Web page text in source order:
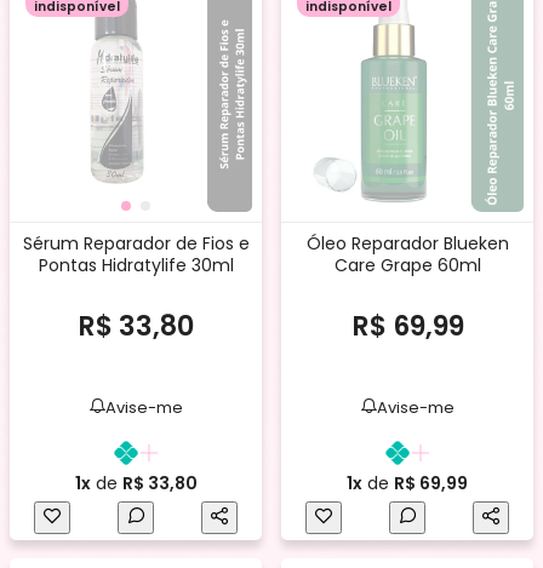
indisponível
Sérum Reparador de Fios e
Pontas Hidratylife 30ml
R$ 33,80
Avise-me
1xde R$ 33,80
indisponível
Óleo Reparador Blueken
Care Grape 60ml
R$ 69,99
Avise-me
1x de R$ 69,99